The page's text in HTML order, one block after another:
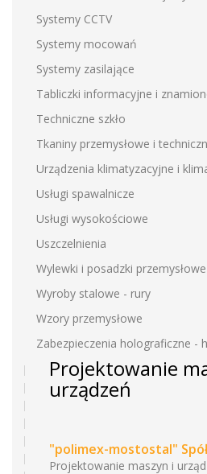
Systemy CCTV
Systemy mocowań
Systemy zasilające
Tabliczki informacyjne i
Techniczne szkło
Tkaniny przemysłowe i
Urządzenia klimatyzacyjne i
Usługi spawalnicze
Usługi wysokościowe
Uszczelnienia
Wylewki i posadzki przemysłowe
Wyroby stalowe - rury
Wzory przemysłowe
Zabezpieczenia holograficzne -
Projektowanie
urządzeń
"polimex-mostostal"
Projektowanie maszyn i